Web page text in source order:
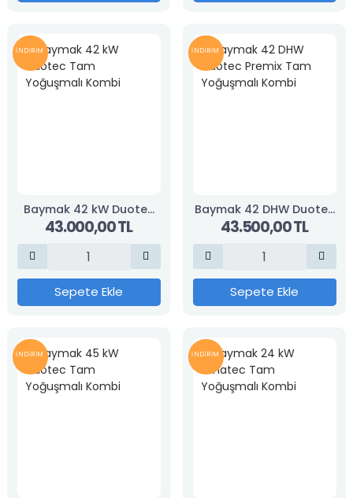
İNDİRİM
Baymak 42 kW Duotec
Tam Yoğuşmalı Kombi
43.000,00 TL
Sepete Ekle
İNDİRİM
Baymak 42 DHW Duotec
Premix Tam Yoğuşmalı
43.500,00 TL
Sepete Ekle
İNDİRİM İNDİRİM